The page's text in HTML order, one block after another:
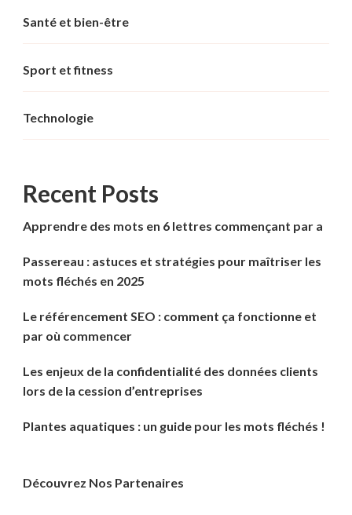
Santé et bien-être
Sport et fitness
Technologie
Recent Posts
Apprendre des mots en 6 lettres commençant par a
Passereau : astuces et stratégies pour maîtriser les
mots fléchés en 2025
Le référencement SEO : comment ça fonctionne et
par où commencer
Les enjeux de la confidentialité des données clients
lors de la cession d’entreprises
Plantes aquatiques : un guide pour les mots fléchés !
Découvrez Nos Partenaires